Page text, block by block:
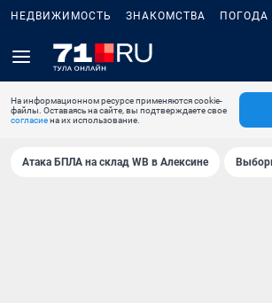
НЕДВИЖИМОСТЬ ЗНАКОМСТВА ПОГОДА
На информационном ресурсе применяются cookie-
файлы. Оставаясь на сайте, вы подтверждаете свое
согласиена их использование.
Атака БПЛА на склад WB в Алексине